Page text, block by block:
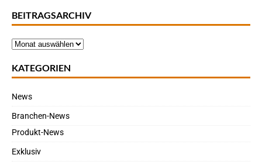
BEITRAGSARCHIV
KATEGORIEN
News
Branchen-News
Produkt-News
Exklusiv